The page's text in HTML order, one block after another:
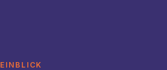
EINBLICK